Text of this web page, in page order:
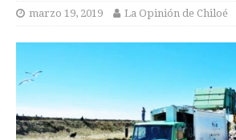
marzo 19, 2019 La Opinión de Chiloé